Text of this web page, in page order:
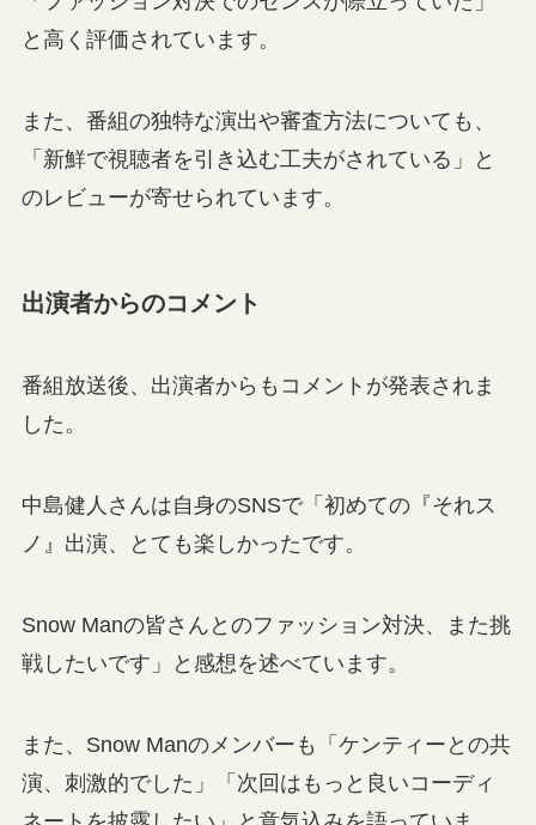
と高く評価されています。
また、番組の独特な演出や審査方法についても、
「新鮮で視聴者を引き込む工夫がされている」と
のレビューが寄せられています。
出演者からのコメント
番組放送後、出演者からもコメントが発表されま
した。
中島健人さんは自身のSNSで「初めての『それス
ノ』出演、とても楽しかったです。
Snow Manの皆さんとのファッション対決、また挑
戦したいです」と感想を述べています。
また、Snow Manのメンバーも「ケンティーとの共
演、刺激的でした」「次回はもっと良いコーディ